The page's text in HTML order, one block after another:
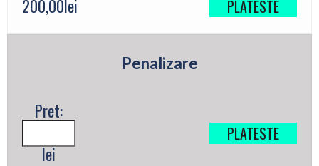
200,00lei PLATESTE
Penalizare
Pret:
lei
PLATESTE